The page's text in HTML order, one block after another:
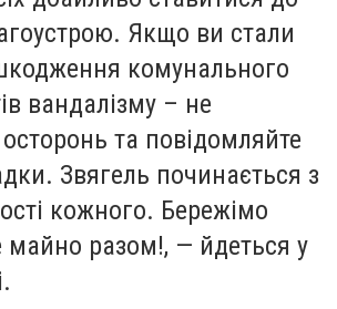
Якщо ви стали
комунального
вандалізму – не
та повідомляйте
Звягель починається з
кожного. Бережімо
майно разом!, — йдеться у